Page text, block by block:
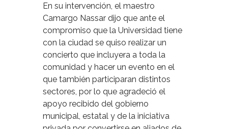
En su intervención, el maestro
Camargo Nassar dijo que ante el
compromiso que la Universidad tiene
con la ciudad se quiso realizar un
concierto que incluyera a toda la
comunidad y hacer un evento en el
que también participaran distintos
sectores, por lo que agradeció el
apoyo recibido del gobierno
municipal, estatal y de la iniciativa